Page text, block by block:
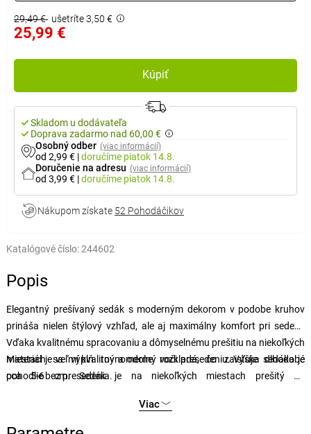
29,49 € ušetríte 3,50 €
25,99 €
Kúpiť
Skladom u dodávateľa
Doprava zadarmo nad 60,00 €
Osobný odber (viac informácií)
od 2,99 € |doručíme piatok 14.8.
Doručenie na adresu (viac informácií)
od 3,99 € |doručíme piatok 14.8.
Nákupom získate 52 Pohodáčikov
Katalógové číslo:244602
Popis
Elegantný prešívaný sedák s moderným dekorom v podobe kruhov
prináša nielen štýlový vzhľad, ale aj maximálny komfort pri sedení.
Vďaka kvalitnému spracovaniu a dômyselnému prešitiu na niekoľkých
miestach sa výplň rovnomerne rozkladá, čo zaisťuje dlhodobé
pohodlie bez presedenia.
Materiál je veľmi kvalitný a odolný voči presedeniu. Výška sedáka je
cca 5-6 cm. Sedák je na niekoľkých miestach prešitý na
Viac